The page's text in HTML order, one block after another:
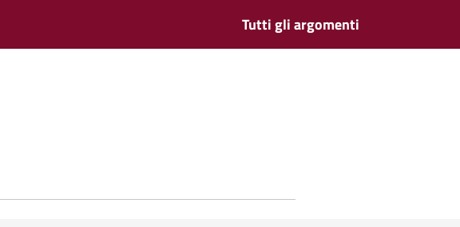
Tutti gli argomenti